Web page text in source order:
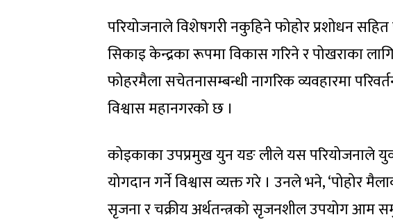
परियोजनाले विशेषगरी नकुहिने फोहोर प्रशोधन
सिकाइ केन्द्रका रूपमा विकास गरिने र पोखराका
फोहरमैला सचेतनासम्बन्धी नागरिक व्यवहारमा
विश्वास महानगरको छ ।
कोइकाका उपप्रमुख युन यङ लीले यस परियोजनाले
योगदान गर्ने विश्वास व्यक्त गरे । उनले भने, ‘पोहोर
सृजना र चक्रीय अर्थतन्त्रको सृजनशील उपयोग आम